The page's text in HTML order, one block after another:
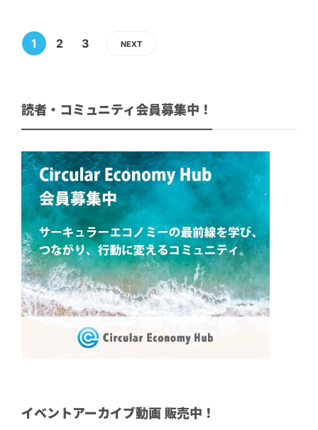
1 2 3 NEXT
読者・コミュニティ会員募集中！
イベントアーカイブ動画 販売中！